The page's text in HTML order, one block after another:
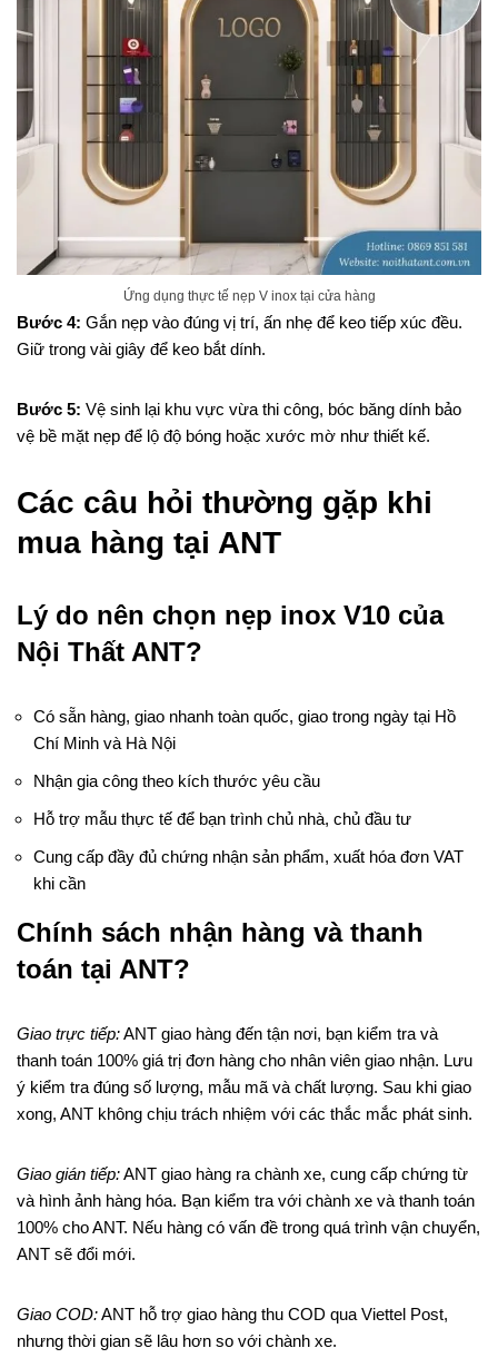
Ứng dụng thực tế nẹp V inox tại cửa hàng
Bước 4: Gắn nẹp vào đúng vị trí, ấn nhẹ để keo tiếp xúc đều.
Giữ trong vài giây để keo bắt dính.
Bước 5: Vệ sinh lại khu vực vừa thi công, bóc băng dính bảo
vệ bề mặt nẹp để lộ độ bóng hoặc xước mờ như thiết kế.
Các câu hỏi thường gặp khi
mua hàng tại ANT
Lý do nên chọn nẹp inox V10 của
Nội Thất ANT?
Có sẵn hàng, giao nhanh toàn quốc, giao trong ngày tại Hồ
Chí Minh và Hà Nội
Nhận gia công theo kích thước yêu cầu
Hỗ trợ mẫu thực tế để bạn trình chủ nhà, chủ đầu tư
Cung cấp đầy đủ chứng nhận sản phẩm, xuất hóa đơn VAT
khi cần
Chính sách nhận hàng và thanh
toán tại ANT?
Giao trực tiếp:ANT giao hàng đến tận nơi, bạn kiểm tra và
thanh toán 100% giá trị đơn hàng cho nhân viên giao nhận. Lưu
ý kiểm tra đúng số lượng, mẫu mã và chất lượng. Sau khi giao
xong, ANT không chịu trách nhiệm với các thắc mắc phát sinh.
Giao gián tiếp:ANT giao hàng ra chành xe, cung cấp chứng từ
và hình ảnh hàng hóa. Bạn kiểm tra với chành xe và thanh toán
100% cho ANT. Nếu hàng có vấn đề trong quá trình vận chuyển,
ANT sẽ đổi mới.
Giao COD:ANT hỗ trợ giao hàng thu COD qua Viettel Post,
nhưng thời gian sẽ lâu hơn so với chành xe.